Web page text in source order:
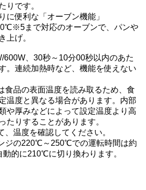
りです。
に便利な「オーブン機能」
まで対応のオーブンで、パンや
上げ。
、30秒～10分00秒以内のあた
。連続加熱時など、機能を使えない
食品の表面温度を読み取るため、食
温度と異なる場合があります。内部
や厚みなどによって設定温度より高
たりすることがあります。
温度を確認してください。
ジの220℃～250℃での運転時間は約
的に210℃に切り換わります。